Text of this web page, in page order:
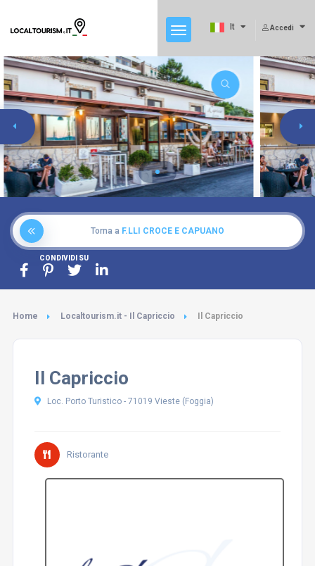
Accedi
It
Torna a F.LLI CROCE E CAPUANO
CONDIVIDI SU
Home Localtourism.it - Il Capriccio Il Capriccio
Il Capriccio
Loc. Porto Turistico - 71019 Vieste (Foggia)
Ristorante